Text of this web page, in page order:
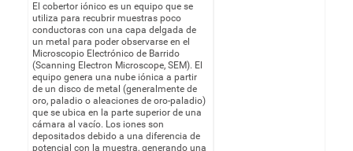
El cobertor iónico es un equipo que se
utiliza para recubrir muestras poco
conductoras con una capa delgada de
un metal para poder observarse en el
Microscopio Electrónico de Barrido
(Scanning Electron Microscope, SEM). El
equipo genera una nube iónica a partir
de un disco de metal (generalmente de
oro, paladio o aleaciones de oro-paladio)
que se ubica en la parte superior de una
cámara al vacío. Los iones son
depositados debido a una diferencia de
potencial con la muestra, generando una